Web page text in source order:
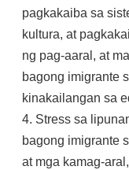
pagkakaiba sa
kultura, at
ng pag-aaral, at
bagong imigrante
kinakailangan sa
4. Stress sa
bagong imigrante
at mga kamag-